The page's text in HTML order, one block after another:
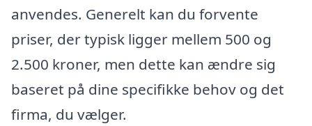
anvendes. Generelt kan du forvente
priser, der typisk ligger mellem 500 og
2.500 kroner, men dette kan ændre sig
baseret på dine specifikke behov og det
firma, du vælger.